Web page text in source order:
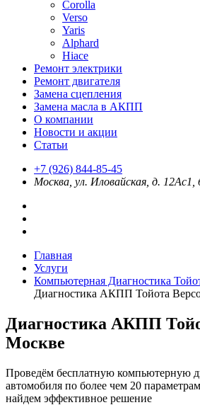
Corolla
Verso
Yaris
Alphard
Hiace
Ремонт электрики
Ремонт двигателя
Замена сцепления
Замена масла в АКПП
О компании
Новости и акции
Статьи
+7 (926) 844-85-45
Москва, ул. Иловайская, д. 12Ас1,
Главная
Услуги
Компьютерная Диагностика
Диагностика АКПП Тойота
Диагностика АКПП
Москве
Проведём бесплатную компьютерную
автомобиля по более чем 20
найдем эффективное решение